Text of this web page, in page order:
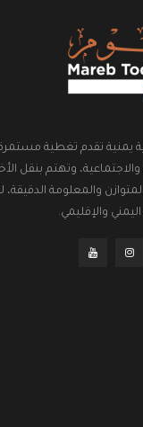
يمنية تقدم تغطية مستمرة
وتهتم بنقل
والمعلومة
والإقليمي.